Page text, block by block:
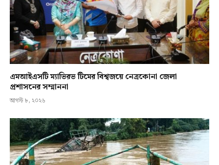
এমআইএসটি ম্যাভিরভ টিমের বিশ্বজয়ে নেত্রকোনা জেলা
প্রশাসনের সম্মাননা
আগস্ট ৮, ২০২৬